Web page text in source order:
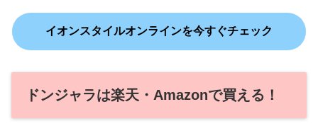
イオンスタイルオンラインを今すぐチェック
ドンジャラは楽天・Amazonで買える！